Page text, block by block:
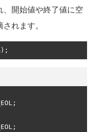
開始値や終了値に空
れます。
);
;
;